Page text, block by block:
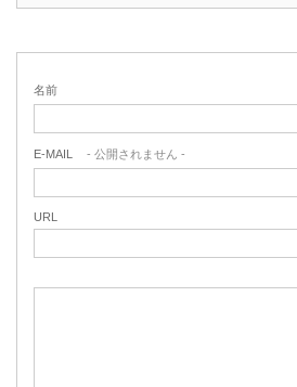
名前
E-MAIL - 公開されません -
URL